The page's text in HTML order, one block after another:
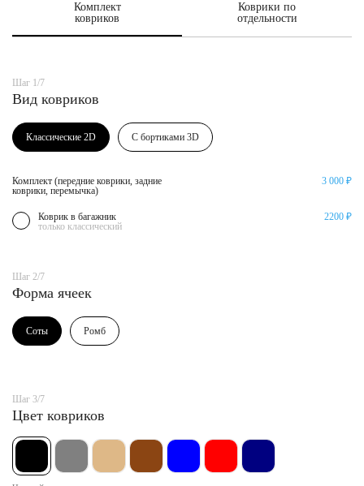
Комплект
ковриков
Коврики по
отдельности
Шаг 1/7
Вид ковриков
Классические 2D С бортиками 3D
Комплект (передние коврики, задние
коврики, перемычка)
3 000 ₽
Коврик в багажник
только классический
2200 ₽
Шаг 2/7
Форма ячеек
Соты Ромб
Шаг 3/7
Цвет ковриков